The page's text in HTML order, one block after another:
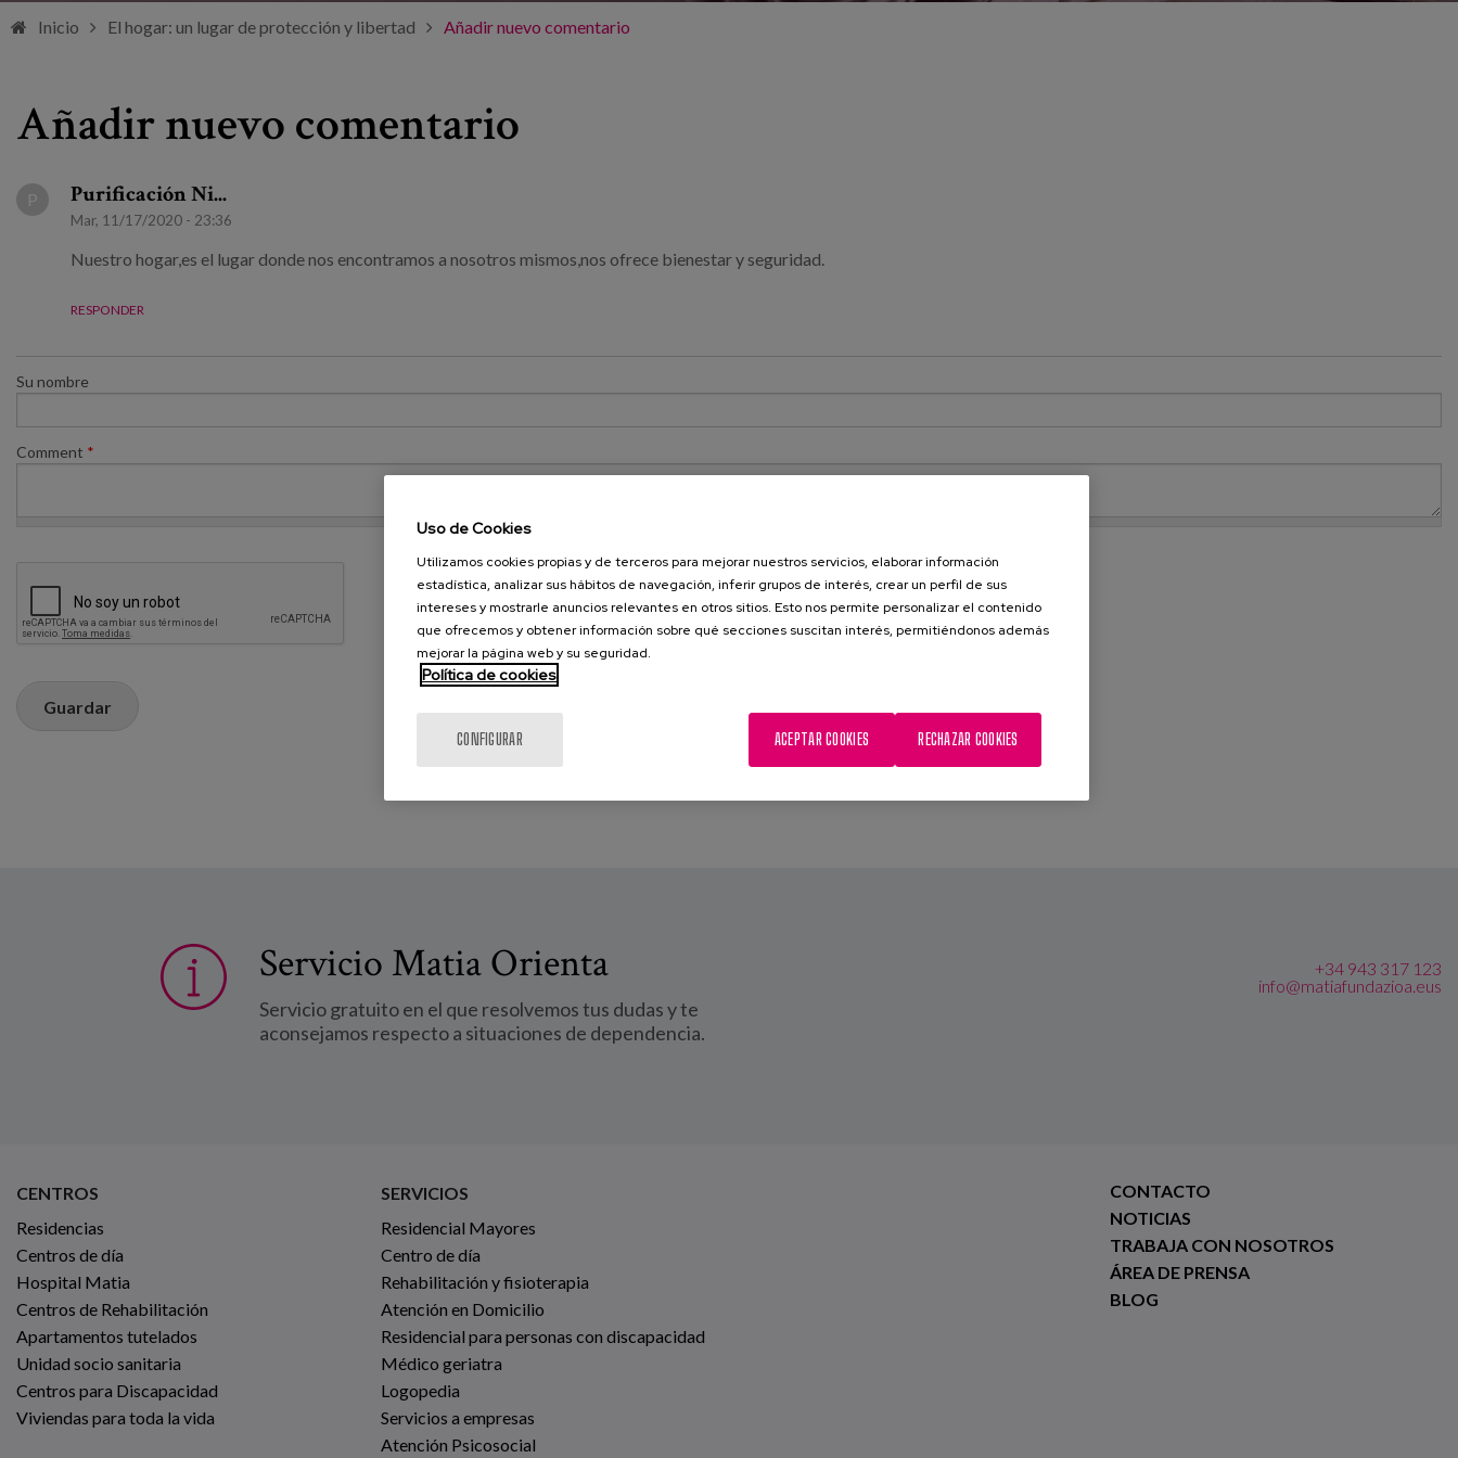
Inicio El hogar: un lugar de protección y libertad Añadir nuevo comentario
Añadir nuevo comentario
P Purificación Ni...
Mar, 11/17/2020 - 23:36
Nuestro hogar,es el lugar donde nos encontramos a nosotros mismos,nos ofrece bienestar y seguridad.
RESPONDER
Su nombre
Comment *
Guardar
Servicio Matia Orienta
Servicio gratuito en el que resolvemos tus dudas y te
aconsejamos respecto a situaciones de dependencia.
+34 943 317 123
info@matiafundazioa.eus
CENTROS
Residencias
Centros de día
Hospital Matia
Centros de Rehabilitación
Apartamentos tutelados
Unidad socio sanitaria
Centros para Discapacidad
Viviendas para toda la vida
SERVICIOS
Residencial Mayores
Centro de día
Rehabilitación y fisioterapia
Atención en Domicilio
Residencial para personas con discapacidad
Médico geriatra
Logopedia
Servicios a empresas
Atención Psicosocial
CONTACTO
NOTICIAS
TRABAJA CON NOSOTROS
ÁREA DE PRENSA
BLOG
Uso de Cookies
Utilizamos cookies propias y de terceros para mejorar nuestros servicios, elaborar información
estadística, analizar sus hábitos de navegación, inferir grupos de interés, crear un perfil de sus
intereses y mostrarle anuncios relevantes en otros sitios. Esto nos permite personalizar el contenido
que ofrecemos y obtener información sobre qué secciones suscitan interés, permitiéndonos además
mejorar la página web y su seguridad.
Política de cookies
CONFIGURAR RECHAZAR COOKIES
ACEPTAR COOKIES